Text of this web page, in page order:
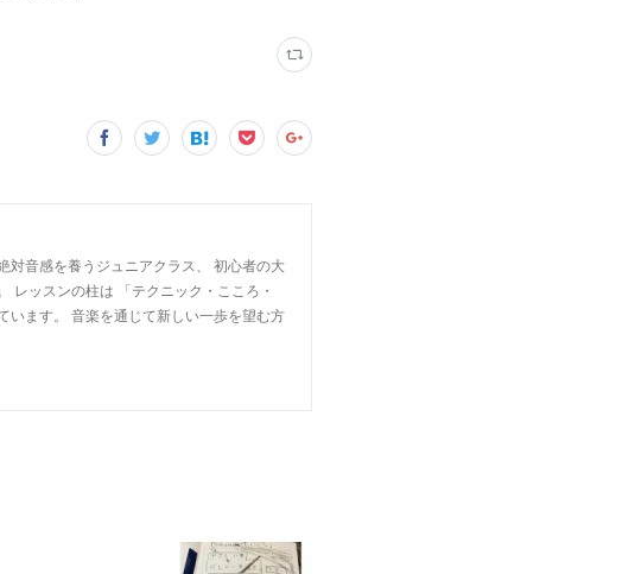
対音感を養うジュニアクラス、 初心者の大
レッスンの柱は 「テクニック・こころ・
います。 音楽を通じて新しい一歩を望む方